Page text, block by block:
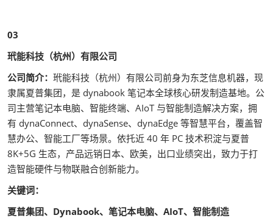
03
玳能科技（杭州）有限公司
公司简介： 玳能科技（杭州）有限公司前身为东芝信息机器，现
隶属夏普集团，是 dynabook 笔记本全球核心研发制造基地。公
司主营笔记本电脑、智能终端、AIoT 与智能制造解决方案，拥
有 dynaConnect、dynaSense、dynaEdge 等智慧平台，覆盖智
慧办公、智能工厂等场景。依托近 40 年 PC 技术积淀与夏普
8K+5G 生态，产品远销日本、欧美，出口业绩突出，致力于打
造智能硬件与物联融合创新能力。
关键词：
夏普集团、Dynabook、笔记本电脑、AIoT、智能制造